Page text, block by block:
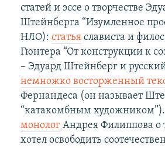
статей и эссе о творчестве
Штейнберга “Изумленное
НЛО): статьяслависта и
Гюнтера “От конструкции к
– Эдуард Штейнберг и
немножко восторженный
Фернандеса (он называет
“катакомбным
монологАндрея Филиппова о
хотел освободить